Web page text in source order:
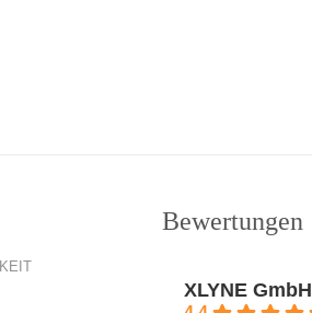
Bewertungen
XLYNE GmbH